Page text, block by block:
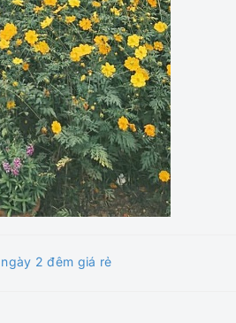
2 đêm giá rẻ